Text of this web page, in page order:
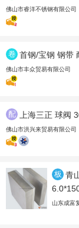
材
佛山市睿洋不锈钢有限公司
卷
带
首钢/宝钢 钢带
佛山市丰众贸易有限公司
配
件
上海三正 球阀
佛山市洪兴来贸易有限公司
板
材
青
山东成富